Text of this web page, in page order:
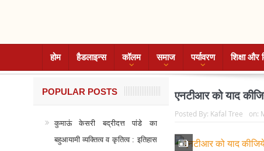
होम हैडलाइन्स कॉलम समाज पर्यावरण शिक्षा और
एनटीआर को याद
Posted By: Kafal Tree on:
POPULAR POSTS
कुमाऊं केसरी बद्रीदत्त पांडे का
बहुआयामी व्यक्तित्व व कृतित्व : इतिहास